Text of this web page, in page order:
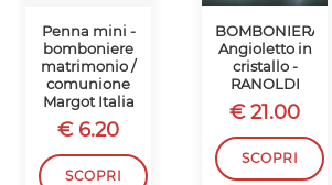
Penna mini -
bomboniere
matrimonio /
comunione
Margot Italia
€ 6.20
SCOPRI
BOMBONIERA
Angioletto in
cristallo -
RANOLDI
€ 21.00
SCOPRI